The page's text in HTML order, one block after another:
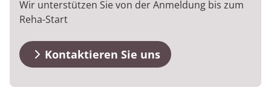
Veranstaltungen
Downloads
Anreise
Kosten & Kostenträger
Zuzahlung & Befreiung
Checkliste zum Start
MEDIAN Kliniken im Überblick
Kinder-und Jugendreha
Gastroenterologie
Stoffwechselerkrankungen
Prävention
Nachsorge
Qualität & Expertise
Energiepolitik
Publikationsdatenbank
Kosten & Kostenträger
Zuzahlung & Befreiung
Reha FAQ
Kooperationen
Wir unterstützen Sie von der Anmeldung bis zum
Reha-Start
Kontaktieren Sie uns